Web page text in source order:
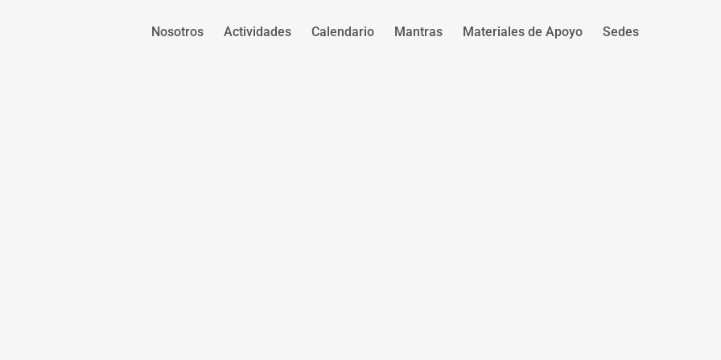
Nosotros Actividades Calendario Mantras Materiales de Apoyo Sedes